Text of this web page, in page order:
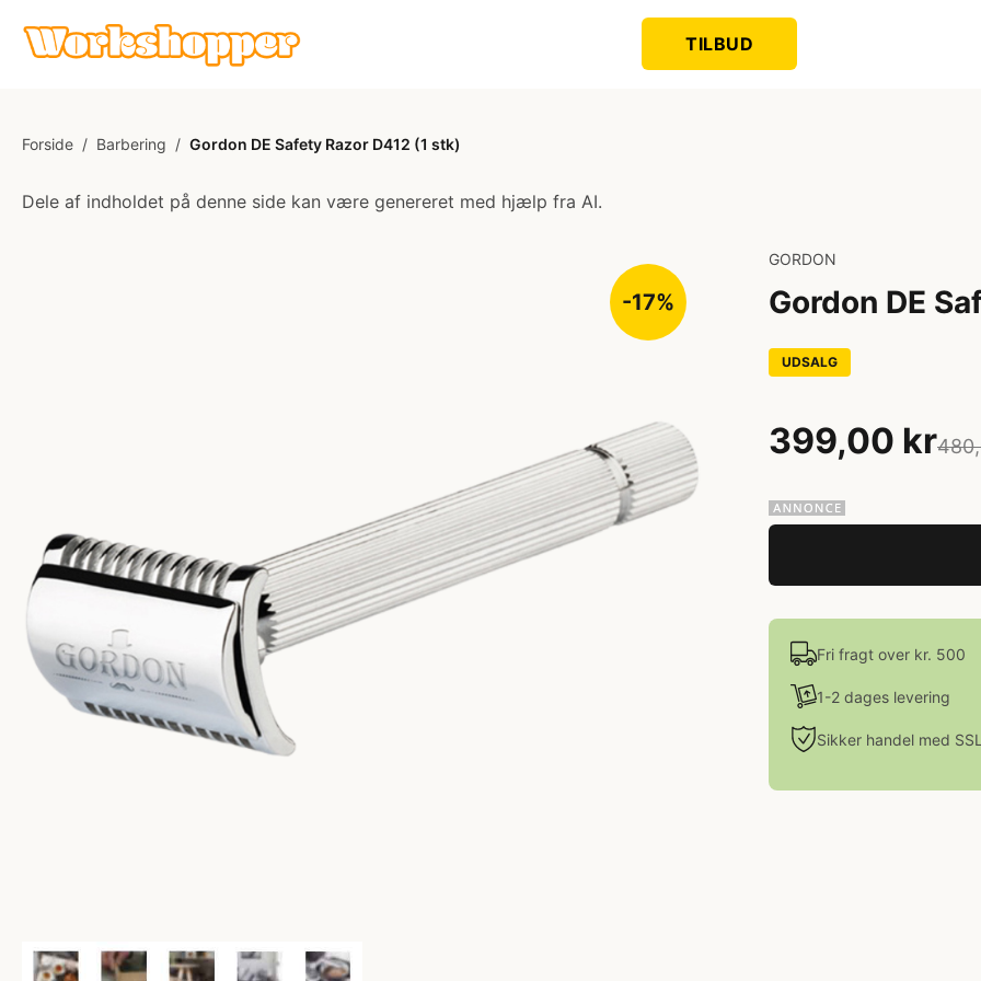
TILBUD
Forside / Barbering / Gordon DE Safety Razor D412 (1 stk)
Dele af indholdet på denne side kan være genereret med hjælp fra AI.
-17%
GORDON
Gordon DE
UDSALG
399,00 kr
Fri fragt over kr. 500
1-2 dages levering
Sikker handel med SSL